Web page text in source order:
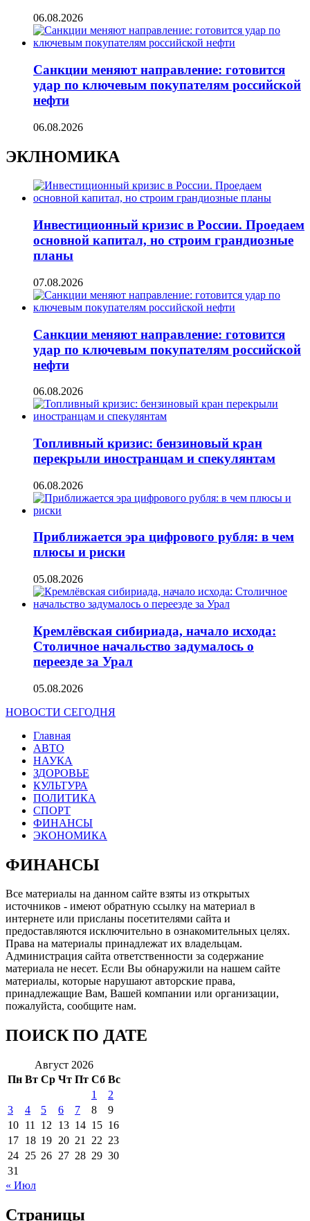
06.08.2026
Санкции меняют направление: готовится
удар по ключевым покупателям российской
нефти
06.08.2026
ЭКЛНОМИКА
Инвестиционный кризис в России. Проедаем
основной капитал, но строим грандиозные
планы
07.08.2026
Санкции меняют направление: готовится
удар по ключевым покупателям российской
нефти
06.08.2026
Топливный кризис: бензиновый кран
перекрыли иностранцам и спекулянтам
06.08.2026
Приближается эра цифрового рубля: в чем
плюсы и риски
05.08.2026
Кремлёвская сибириада, начало исхода:
Столичное начальство задумалось о
переезде за Урал
05.08.2026
НОВОСТИ СЕГОДНЯ
Главная
АВТО
НАУКА
ЗДОРОВЬЕ
КУЛЬТУРА
ПОЛИТИКА
СПОРТ
ФИНАНСЫ
ЭКОНОМИКА
ФИНАНСЫ
Все материалы на данном сайте взяты из открытых
источников - имеют обратную ссылку на материал в
интернете или присланы посетителями сайта и
предоставляются исключительно в ознакомительных целях.
Права на материалы принадлежат их владельцам.
Администрация сайта ответственности за содержание
материала не несет. Если Вы обнаружили на нашем сайте
материалы, которые нарушают авторские права,
принадлежащие Вам, Вашей компании или организации,
пожалуйста, сообщите нам.
ПОИСК ПО ДАТЕ
Август 2026
Пн Вт Ср Чт Пт Сб Вс
1
2
3
4 5 6 7 8
9
10 11 12 13 14 15 16
17 18 19 20 21 22 23
24 25 26 27 28 29 30
31
« Июл
Страницы